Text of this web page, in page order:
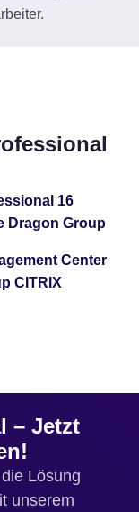
16
Dragon Group
Center
CITRIX
– Jetzt
Lösung
unserem